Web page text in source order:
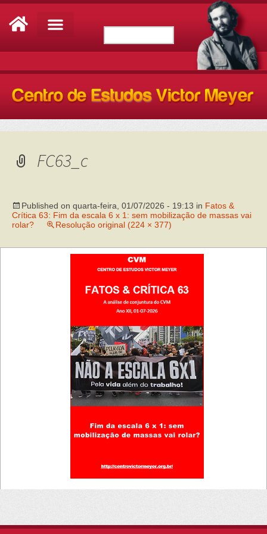
FC63_c
Published on quarta-feira, 01/07/2026 - 19:13 in Fatos &
Crítica 63: Fim da escala 6 x 1: sem mobilização de massas vai
rolar?
Resolução original (224 × 377)